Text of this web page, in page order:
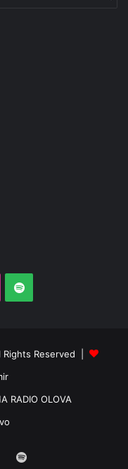
Spotify
Rights Reserved |
RADIO OLOVA
Spotify